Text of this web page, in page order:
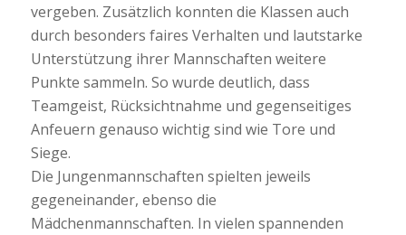
vergeben. Zusätzlich konnten die Klassen auch
durch besonders faires Verhalten und lautstarke
Unterstützung ihrer Mannschaften weitere
Punkte sammeln. So wurde deutlich, dass
Teamgeist, Rücksichtnahme und gegenseitiges
Anfeuern genauso wichtig sind wie Tore und
Siege.
Die Jungenmannschaften spielten jeweils
gegeneinander, ebenso die
Mädchenmannschaften. In vielen spannenden